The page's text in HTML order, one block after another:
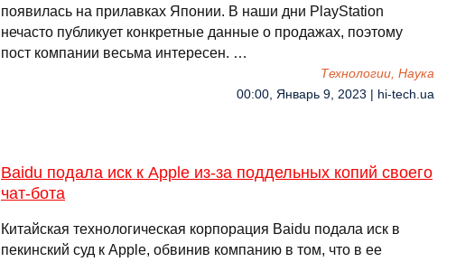
появилась на прилавках Японии. В наши дни PlayStation
нечасто публикует конкретные данные о продажах, поэтому
пост компании весьма интересен. …
Технологии, Наука
00:00, Январь 9, 2023 | hi-tech.ua
Baidu подала иск к Apple из-за поддельных копий своего
чат-бота
Китайская технологическая корпорация Baidu подала иск в
пекинский суд к Apple, обвинив компанию в том, что в ее